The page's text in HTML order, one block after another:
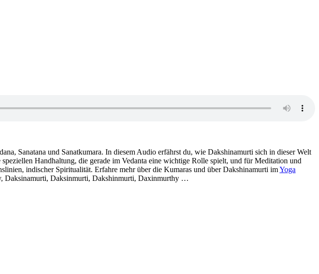
Sanatana und Sanatkumara. In diesem Audio erfährst du, wie Dakshinamurti sich in dieser Welt
Handhaltung, die gerade im Vedanta eine wichtige Rolle spielt, und für Meditation und
indischer Spiritualität. Erfahre mehr über die Kumaras und über Dakshinamurti imYoga
Daksinamurti, Daksinmurti, Dakshinmurti, Daxinmurthy …